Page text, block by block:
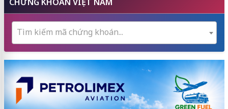
Tìm kiếm mã chứng khoán...